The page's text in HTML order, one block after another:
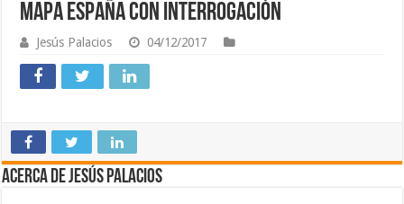
Mapa España con interrogación
Jesús Palacios 04/12/2017
Acerca de Jesús Palacios